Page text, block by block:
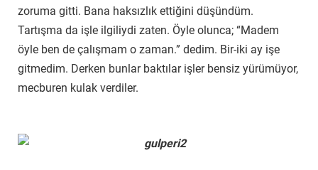
zoruma gitti. Bana haksızlık ettiğini düşündüm.
Tartışma da işle ilgiliydi zaten. Öyle olunca; “Madem
öyle ben de çalışmam o zaman.” dedim. Bir-iki ay işe
gitmedim. Derken bunlar baktılar işler bensiz yürümüyor,
mecburen kulak verdiler.